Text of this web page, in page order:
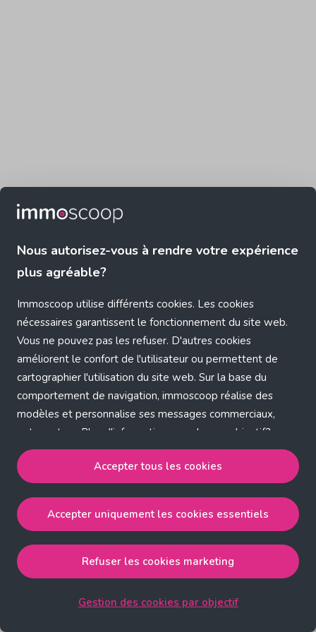
Nous autorisez-vous à rendre votre expérience
plus agréable?
Immoscoop utilise différents cookies. Les cookies
nécessaires garantissent le fonctionnement du site web.
Vous ne pouvez pas les refuser. D'autres cookies
améliorent le confort de l'utilisateur ou permettent de
cartographier l'utilisation du site web. Sur la base du
comportement de navigation, immoscoop réalise des
modèles et personnalise ses messages commerciaux,
entre autres. Plus d'informations sur chaque objectif?
Cliquez sur 'Gestion des cookies par objectif'.
Notre politique de cookies
Accepter tous les cookies
strictement nécessaires, performance, fonctionnalité et
publicité ciblée.
Accepter uniquement les cookies essentielsaccepte
les cookies strictement nécessaires.
Accepter tous les cookies
Accepter uniquement les cookies essentiels
Refuser les cookies marketing
Gestion des cookies par objectif
Application error: a client-side exception has occurred (see the
browser console for more information)